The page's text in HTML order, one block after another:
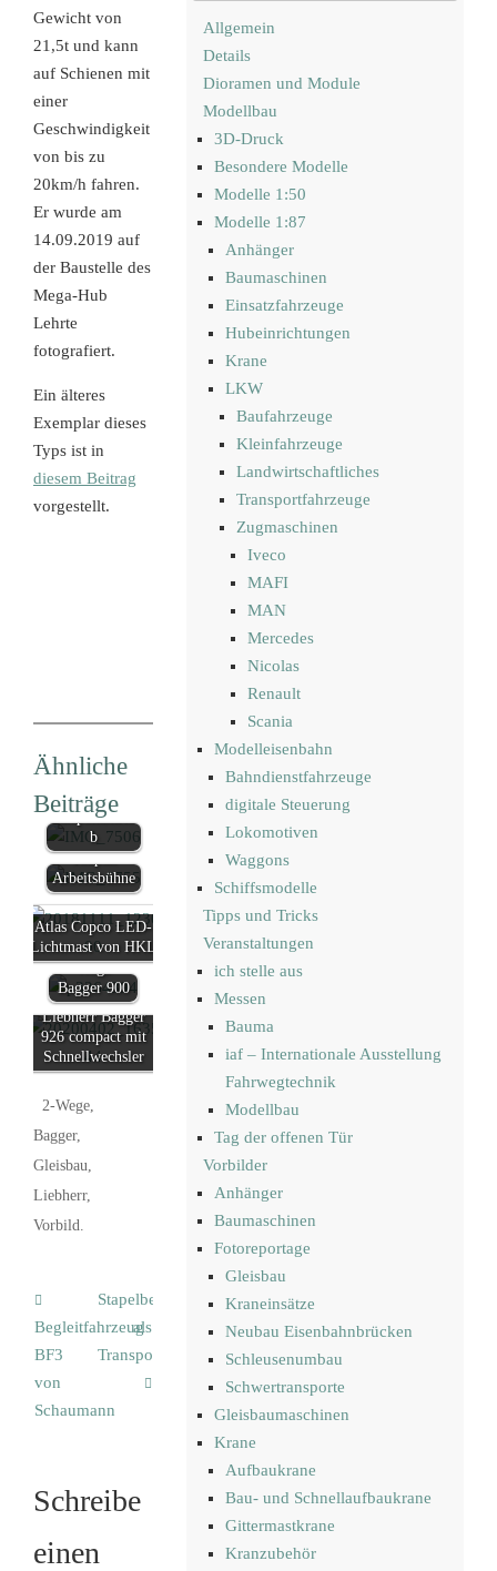
Gewicht von
21,5t und kann
auf Schienen mit
einer
Geschwindigkeit
von bis zu
20km/h fahren.
Er wurde am
14.09.2019 auf
der Baustelle des
Mega-Hub
Lehrte
fotografiert.
Ein älteres
Exemplar dieses
Typs ist in
diesem Beitrag
vorgestellt.
Ähnliche
Beiträge
Vermeer
Grabenfräse
mit
Raupenantrie
b
Teupen
Arbeitsbühne
Atlas Copco LED-
Lichtmast von HKL
Liebherr 2-
Wege
Bagger 900
Liebherr Bagger
926 compact mit
Schnellwechsler
2-Wege
Bagger,
Gleisbau
Liebherr,
Vorbild
Begleitfahrzeug
BF3
von
Schaumann
Stapelbehälter
als
Transportmittel
Schreibe
einen
Allgemein
Details
Dioramen und Module
Modellbau
3D-Druck
Besondere Modelle
Modelle 1:50
Modelle 1:87
Anhänger
Baumaschinen
Einsatzfahrzeuge
Hubeinrichtungen
Krane
LKW
Baufahrzeuge
Kleinfahrzeuge
Landwirtschaftliches
Transportfahrzeuge
Zugmaschinen
Iveco
MAFI
MAN
Mercedes
Nicolas
Renault
Scania
Modelleisenbahn
Bahndienstfahrzeuge
digitale Steuerung
Lokomotiven
Waggons
Schiffsmodelle
Tipps und Tricks
Veranstaltungen
ich stelle aus
Messen
Bauma
iaf – Internationale Ausstellung
Fahrwegtechnik
Modellbau
Tag der offenen Tür
Vorbilder
Anhänger
Baumaschinen
Fotoreportage
Gleisbau
Kraneinsätze
Neubau Eisenbahnbrücken
Schleusenumbau
Schwertransporte
Gleisbaumaschinen
Krane
Aufbaukrane
Bau- und Schnellaufbaukrane
Gittermastkrane
Kranzubehör